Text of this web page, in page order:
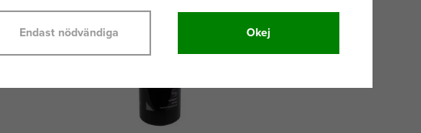
Endast nödvändiga Okej